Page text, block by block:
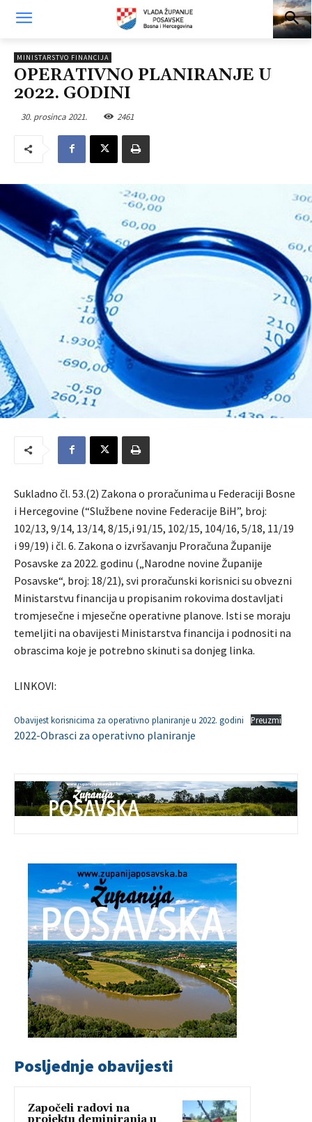
MINISTARSTVO FINANCIJA
OPERATIVNO PLANIRANJE U
2022. GODINI
30. prosinca 2021. 2461
Sukladno čl. 53.(2) Zakona o proračunima u Federaciji Bosne
i Hercegovine (“Službene novine Federacije BiH”, broj:
102/13, 9/14, 13/14, 8/15,i 91/15, 102/15, 104/16, 5/18, 11/19
i 99/19) i čl. 6. Zakona o izvršavanju Proračuna Županije
Posavske za 2022. godinu („Narodne novine Županije
Posavske“, broj: 18/21), svi proračunski korisnici su obvezni
Ministarstvu financija u propisanim rokovima dostavljati
tromjesečne i mjesečne operativne planove. Isti se moraju
temeljiti na obavijesti Ministarstva financija i podnositi na
obrascima koje je potrebno skinuti sa donjeg linka.
LINKOVI:
Obavijest korisnicima za operativno planiranje u 2022. godini Preuzmi
2022-Obrasci za operativno planiranje
Posljednje obavijesti
Započeli radovi na